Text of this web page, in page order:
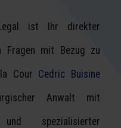
ist Ihr direkter
Fragen mit Bezug zu
Cour Cedric Buisine
Anwalt mit
spezialisierter